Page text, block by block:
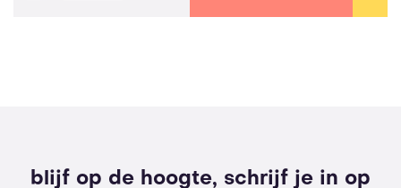
blijf op de hoogte, schrijf je in op